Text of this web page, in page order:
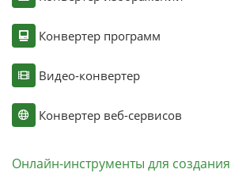
Конвертер программ
Видео-конвертер
Конвертер веб-сервисов
Онлайн-инструменты для